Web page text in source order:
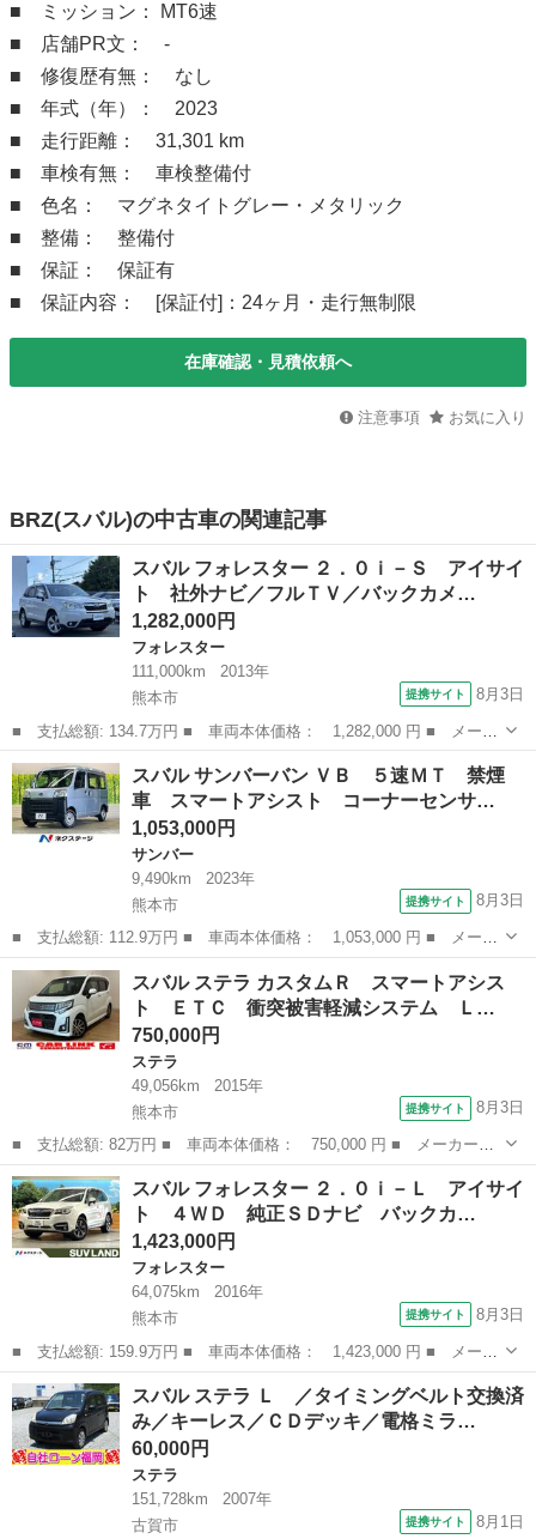
■ ミッション： MT6速
■ 店舗PR文： -
■ 修復歴有無： なし
■ 年式（年）： 2023
■ 走行距離： 31,301 km
■ 車検有無： 車検整備付
■ 色名： マグネタイトグレー・メタリック
■ 整備： 整備付
■ 保証： 保証有
■ 保証内容： [保証付]：24ヶ月・走行無制限
在庫確認・見積依頼へ
注意事項 お気に入り
BRZ(スバル)の中古車の関連記事
スバル フォレスター ２．０ｉ－Ｓ アイサイ
ト 社外ナビ／フルＴＶ／バックカメ…
1,282,000円
フォレスター
111,000km
2013年
熊本市
提携サイト 8月3日
■ 支払総額: 134.7万円 ■ 車両本体価格： 1,282,000 円 ■ メーカ
ー名： スバル ■ 車種名： フォレスター ■ グレード名： ２．
０ｉ－Ｓ アイサイト 社外ナビ／フルＴＶ／バックカメラ／アイサ
イト／レ...
熊本 熊本市 フォレスター
スバル サンバーバン ＶＢ ５速ＭＴ 禁煙
車 スマートアシスト コーナーセンサ…
1,053,000円
サンバー
9,490km
2023年
熊本市
提携サイト 8月3日
■ 支払総額: 112.9万円 ■ 車両本体価格： 1,053,000 円 ■ メーカ
ー名： スバル ■ 車種名： サンバーバン ■ グレード名： Ｖ
Ｂ ５速ＭＴ 禁煙車 スマートアシスト コーナーセンサ オート
ハイビーム...
熊本 熊本市
スバル ステラ カスタムＲ スマートアシス
ト ＥＴＣ 衝突被害軽減システム Ｌ…
750,000円
ステラ
49,056km
2015年
熊本市
提携サイト 8月3日
■ 支払総額: 82万円 ■ 車両本体価格： 750,000 円 ■ メーカー
名： スバル ■ 車種名： ステラ ■ グレード名： カスタムＲ
スマートアシスト ＥＴＣ 衝突被害軽減システム ＬＥＤヘッドラ
ンプ スマートキ...
熊本 熊本市 ステラ
スバル フォレスター ２．０ｉ－Ｌ アイサイ
ト ４ＷＤ 純正ＳＤナビ バックカ…
1,423,000円
フォレスター
64,075km
2016年
熊本市
提携サイト 8月3日
■ 支払総額: 159.9万円 ■ 車両本体価格： 1,423,000 円 ■ メーカ
ー名： スバル ■ 車種名： フォレスター ■ グレード名： ２．
０ｉ－Ｌ アイサイト ４ＷＤ 純正ＳＤナビ バックカメラ レー
ダークル...
熊本 熊本市
スバル ステラ Ｌ ／タイミングベルト交換済
み／キーレス／ＣＤデッキ／電格ミラ…
60,000円
ステラ
151,728km
2007年
古賀市
提携サイト 8月1日